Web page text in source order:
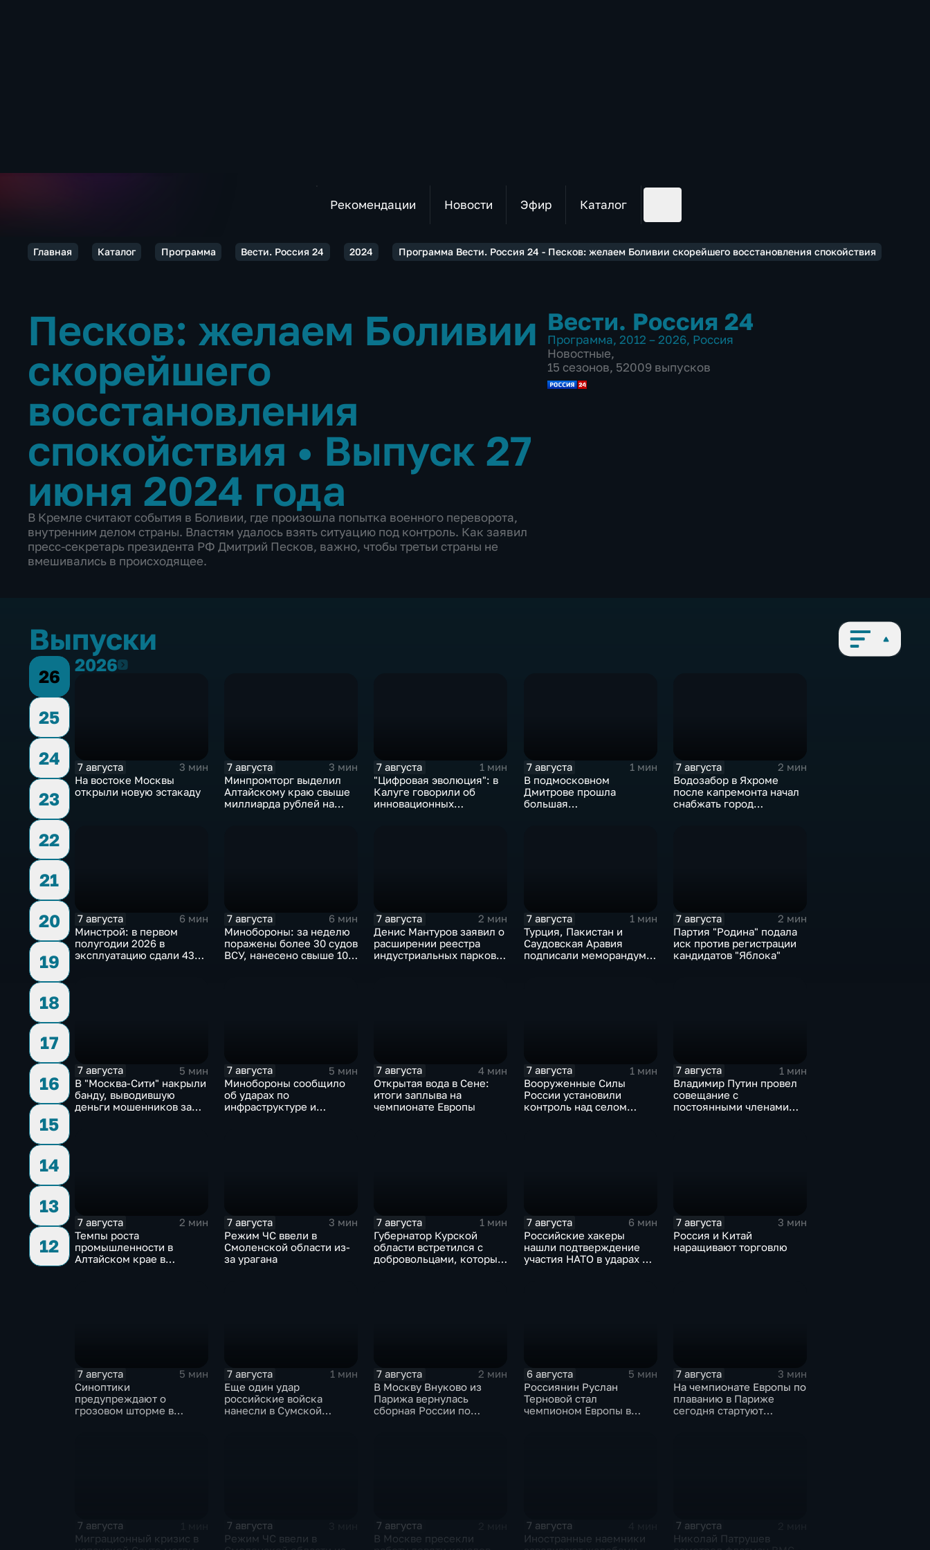
Рекомендации Новости Эфир Каталог
Главная Каталог Программа Вести. Россия 24 2024 Программа Вести. Россия 24 - Песков: желаем Боливии скорейшего восстановления спокойствия
Песков: желаем Боливии
скорейшего
восстановления
спокойствия • Выпуск 27
июня 2024 года
В Кремле считают события в Боливии, где произошла попытка военного переворота,
внутренним делом страны. Властям удалось взять ситуацию под контроль. Как заявил
пресс-секретарь президента РФ Дмитрий Песков, важно, чтобы третьи страны не
вмешивались в происходящее.
Вести. Россия 24
Программа, 2012 – 2026, Россия
Новостные,
15 сезонов, 52009 выпусков
Выпуски
26
25
24
23
22
21
20
19
18
17
16
15
14
13
12
20262026
7 августа
3 мин
На востоке Москвы
открыли новую эстакаду
7 августа
3 мин
Минпромторг выделил
Алтайскому краю свыше
миллиарда рублей на
7 августа
1 мин
"Цифровая эволюция": в
Калуге говорили об
инновационных
7 августа
1 мин
В подмосковном
Дмитрове прошла
большая
7 августа
2 мин
Водозабор в Яхроме
после капремонта начал
снабжать город
7 августа
6 мин
Минстрой: в первом
полугодии 2026 в
эксплуатацию сдали 43
7 августа
6 мин
Минобороны: за неделю
поражены более 30 судов
ВСУ, нанесено свыше 10
7 августа
2 мин
Денис Мантуров заявил о
расширении реестра
индустриальных парков в
7 августа
1 мин
Турция, Пакистан и
Саудовская Аравия
подписали меморандум о
7 августа
2 мин
Партия "Родина" подала
иск против регистрации
кандидатов "Яблока"
7 августа
5 мин
В "Москва‑Сити" накрыли
банду, выводившую
деньги мошенников за
7 августа
5 мин
Минобороны сообщило
об ударах по
инфраструктуре и
7 августа
4 мин
Открытая вода в Сене:
итоги заплыва на
чемпионате Европы
7 августа
1 мин
Вооруженные Силы
России установили
контроль над селом
7 августа
1 мин
Владимир Путин провел
совещание с
постоянными членами
7 августа
2 мин
Темпы роста
промышленности в
Алтайском крае в
7 августа
3 мин
Режим ЧС ввели в
Смоленской области из-
за урагана
7 августа
1 мин
Губернатор Курской
области встретился с
добровольцами, которые
7 августа
6 мин
Российские хакеры
нашли подтверждение
участия НАТО в ударах по
7 августа
3 мин
Россия и Китай
наращивают торговлю
7 августа
5 мин
Синоптики
предупреждают о
грозовом шторме в
7 августа
1 мин
Еще один удар
российские войска
нанесли в Сумской
7 августа
2 мин
В Москву Внуково из
Парижа вернулась
сборная России по
6 августа
5 мин
Россиянин Руслан
Терновой стал
чемпионом Европы в
7 августа
3 мин
На чемпионате Европы по
плаванию в Париже
сегодня стартуют
7 августа
Миграционный кризис в
7 августа
Режим ЧС ввели в
7 августа
В Москве пресекли
7 августа
Иностранные наемники
7 августа
Николай Патрушев